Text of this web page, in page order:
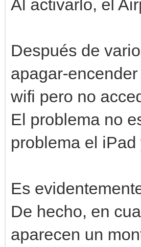
Al activarlo, el
Después de
apagar-
wifi pero no
El problema no
problema el
Es
De hecho, en
aparecen un